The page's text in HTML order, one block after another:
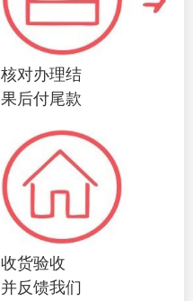
核对办理结
果后付尾款
收货验收
并反馈我们